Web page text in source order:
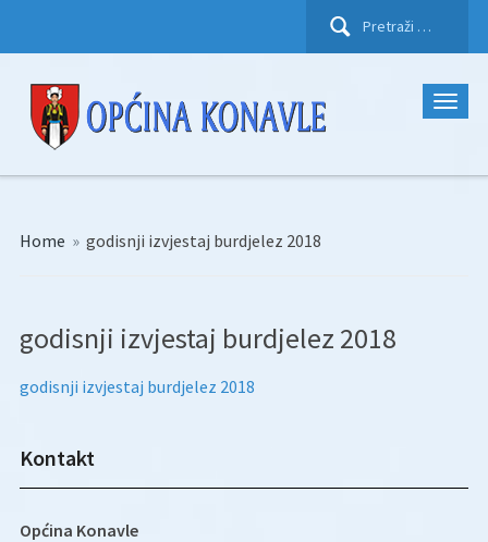
Pretraži:
Home » godisnji izvjestaj burdjelez 2018
godisnji izvjestaj burdjelez 2018
godisnji izvjestaj burdjelez 2018
Kontakt
Općina Konavle